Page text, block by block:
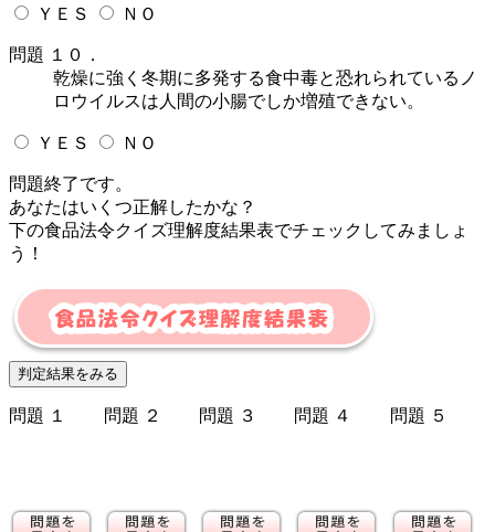
ＹＥＳ ＮＯ
問題 １０．
乾燥に強く冬期に多発する食中毒と恐れられているノ
ロウイルスは人間の小腸でしか増殖できない。
ＹＥＳ ＮＯ
問題終了です。
あなたはいくつ正解したかな？
下の食品法令クイズ理解度結果表でチェックしてみましょ
う！
問題 １ 問題 ２ 問題 ３ 問題 ４ 問題 ５